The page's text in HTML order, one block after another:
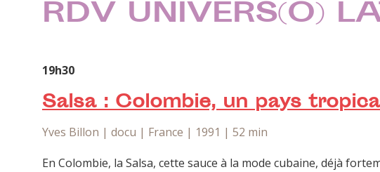
RDV UNIVERS(O)
19h30
Salsa : Colombie, un pays
Yves Billon | docu | France | 1991 | 52 min
En Colom­bie, la Salsa, cette sauce à la mode cubaine, déjà